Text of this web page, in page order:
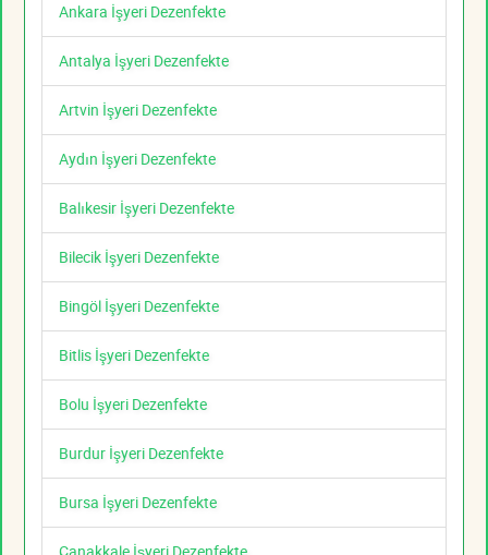
Ankara İşyeri Dezenfekte
Antalya İşyeri Dezenfekte
Artvin İşyeri Dezenfekte
Aydın İşyeri Dezenfekte
Balıkesir İşyeri Dezenfekte
Bilecik İşyeri Dezenfekte
Bingöl İşyeri Dezenfekte
Bitlis İşyeri Dezenfekte
Bolu İşyeri Dezenfekte
Burdur İşyeri Dezenfekte
Bursa İşyeri Dezenfekte